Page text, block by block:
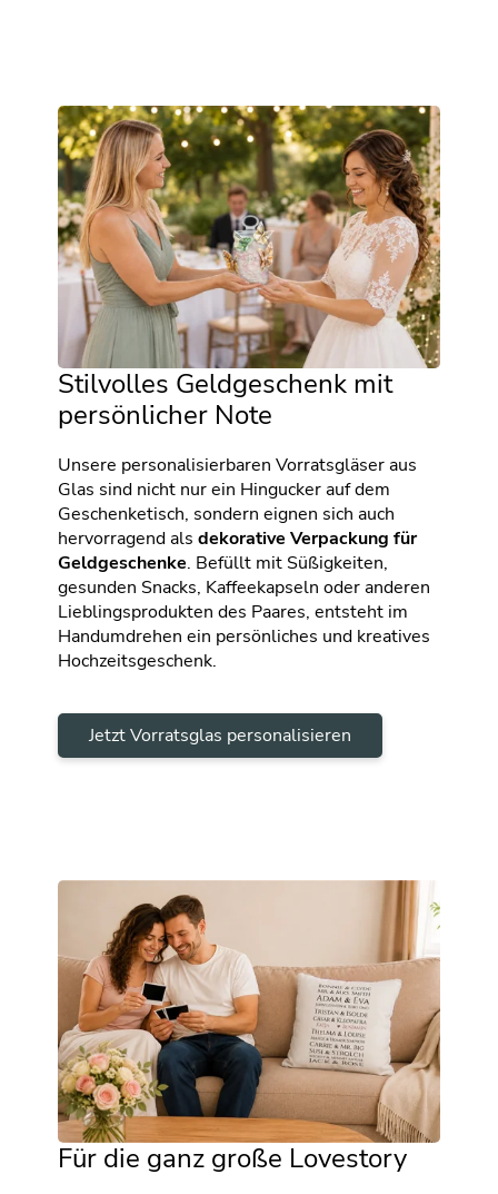
Stilvolles Geldgeschenk mit
persönlicher Note
Unsere personalisierbaren Vorratsgläser aus
Glas sind nicht nur ein Hingucker auf dem
Geschenketisch, sondern eignen sich auch
hervorragend als dekorative Verpackung für
Geldgeschenke. Befüllt mit Süßigkeiten,
gesunden Snacks, Kaffeekapseln oder anderen
Lieblingsprodukten des Paares, entsteht im
Handumdrehen ein persönliches und kreatives
Hochzeitsgeschenk.
Jetzt Vorratsglas personalisieren
Für die ganz große Lovestory